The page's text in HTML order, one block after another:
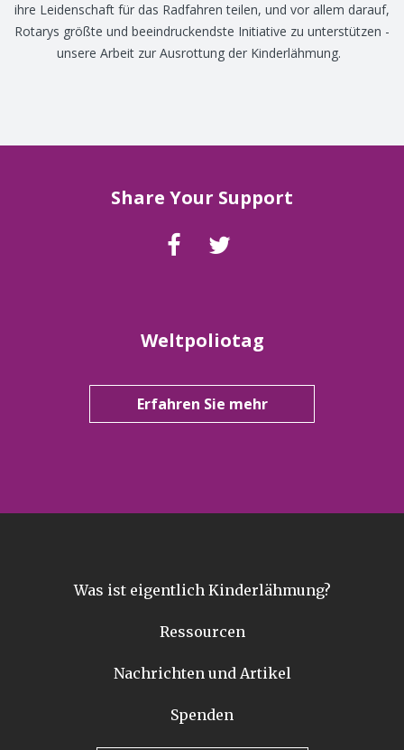
ihre Leidenschaft für das Radfahren teilen, und vor allem darauf,
Rotarys größte und beeindruckendste Initiative zu unterstützen -
unsere Arbeit zur Ausrottung der Kinderlähmung.
Share Your Support
Weltpoliotag
Erfahren Sie mehr
Was ist eigentlich Kinderlähmung?
Ressourcen
Nachrichten und Artikel
Spenden